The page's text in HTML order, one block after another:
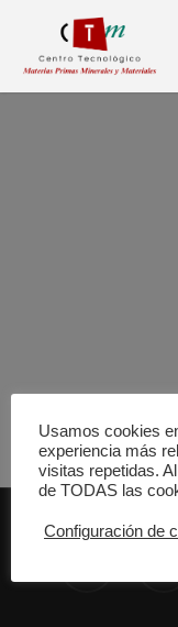
main
Usamos cookies
experiencia más
visitas repetidas.
de TODAS las
Configuración de